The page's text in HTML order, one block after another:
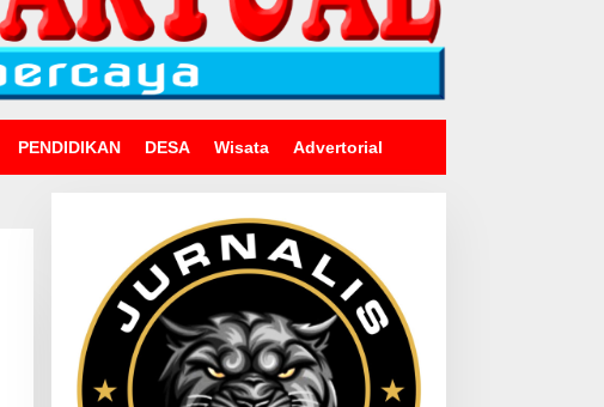
PENDIDIKAN DESA Wisata Advertorial